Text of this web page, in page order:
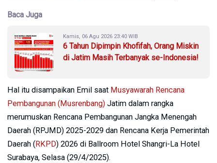
Baca Juga
Kamis, 06 Agu 2026 23:40 WIB
6 Tahun Dipimpin Khofifah, Orang Miskin
di Jatim Masih Terbanyak se-Indonesia!
Hal itu disampaikan Emil saat Musyawarah Rencana
Pembangunan (Musrenbang) Jatim dalam rangka
merumuskan Rencana Pembangunan Jangka Menengah
Daerah (RPJMD) 2025-2029 dan Rencana Kerja Pemerintah
Daerah (RKPD) 2026 di Ballroom Hotel Shangri-La Hotel
Surabaya, Selasa (29/4/2025).